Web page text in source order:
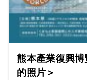
熊本產業復興
的照片＞